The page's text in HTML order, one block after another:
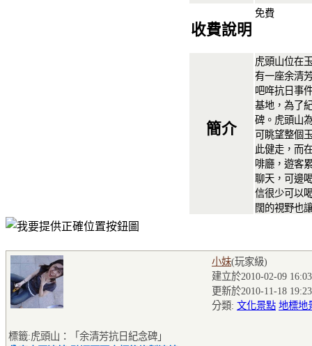
收費說明
免費
簡介
虎頭山位在
有一座余清
吧哖抗日事
基地，為了
碑。虎頭山
可眺望整個
此健走，而
啡廳，遊客
聊天，可邊
信很少可以
闊的視野也
小妹(玩家級)
建立於2010-02-09
更新於2010-11-18
分類: 文化景點 地標地
標籤:虎頭山：「余清芳抗日紀念碑」